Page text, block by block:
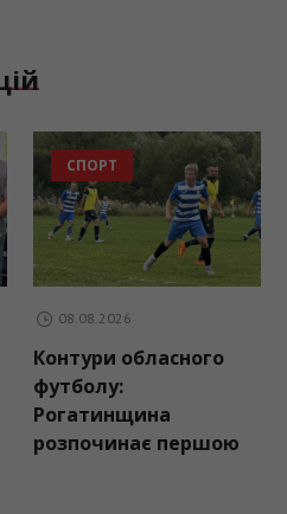
СПОРТ
08.08.2026
Контури обласного
футболу:
Рогатинщина
розпочинає першою